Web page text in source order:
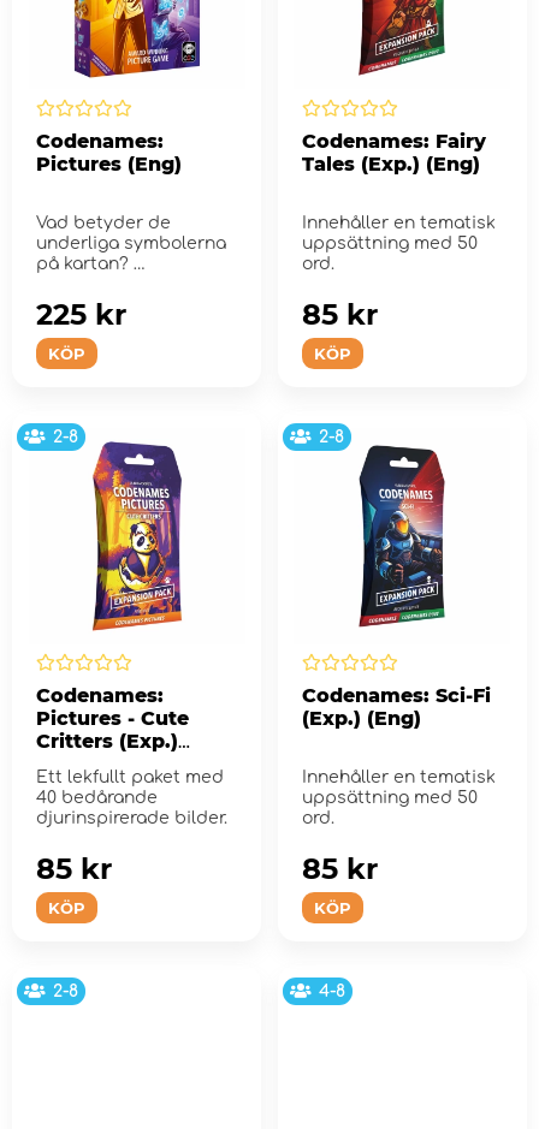
Codenames:
Pictures (Eng)
Vad betyder de
underliga symbolerna
på kartan?
KÖP
225 kr
Codenames: Fairy
Tales (Exp.) (Eng)
Innehåller en tematisk
uppsättning med 50
ord.
KÖP
85 kr
2-8
Codenames:
Pictures - Cute
Critters (Exp.)
(Eng)
Ett lekfullt paket med
40 bedårande
djurinspirerade bilder.
KÖP
85 kr
2-8
Codenames: Sci-Fi
(Exp.) (Eng)
Innehåller en tematisk
uppsättning med 50
ord.
KÖP
85 kr
2-8 4-8